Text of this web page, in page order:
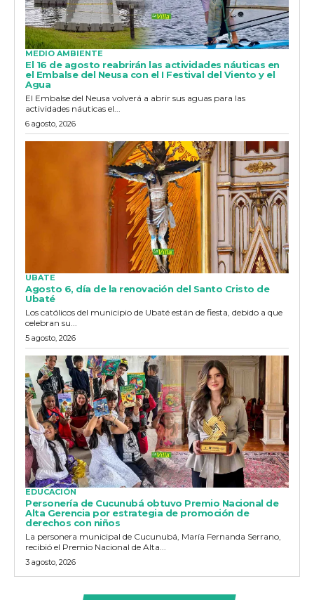
MEDIO AMBIENTE
El 16 de agosto reabrirán las actividades náuticas en
el Embalse del Neusa con el I Festival del Viento y el
Agua
El Embalse del Neusa volverá a abrir sus aguas para las
actividades náuticas el...
6 agosto, 2026
UBATE
Agosto 6, día de la renovación del Santo Cristo de
Ubaté
Los católicos del municipio de Ubaté están de fiesta, debido a que
celebran su...
5 agosto, 2026
EDUCACIÓN
Personería de Cucunubá obtuvo Premio Nacional de
Alta Gerencia por estrategia de promoción de
derechos con niños
La personera municipal de Cucunubá, María Fernanda Serrano,
recibió el Premio Nacional de Alta...
3 agosto, 2026